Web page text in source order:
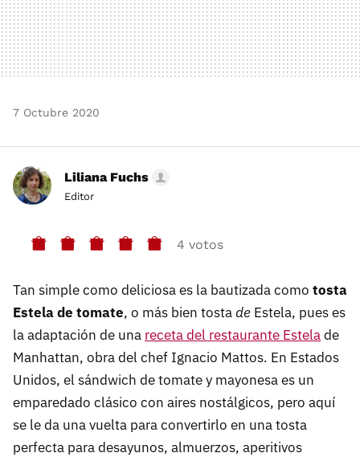
7 Octubre 2020
Liliana Fuchs
Editor
4 votos
Tan simple como deliciosa es la bautizada como tosta
Estela de tomate, o más bien tostade Estela, pues es
la adaptación de una receta del restaurante Estelade
Manhattan, obra del chef Ignacio Mattos. En Estados
Unidos, el sándwich de tomate y mayonesa es un
emparedado clásico con aires nostálgicos, pero aquí
se le da una vuelta para convertirlo en una tosta
perfecta para desayunos, almuerzos, aperitivos